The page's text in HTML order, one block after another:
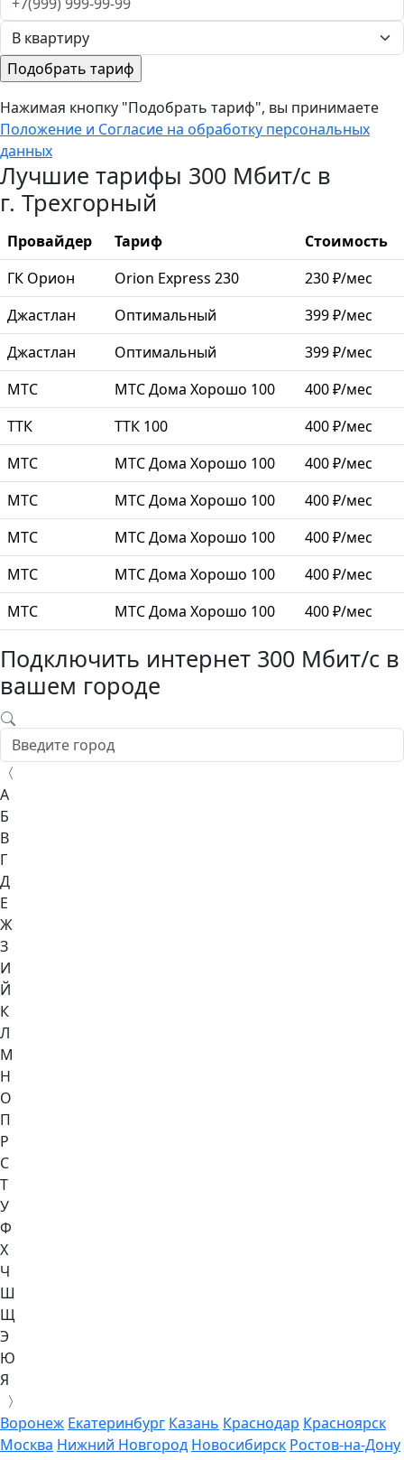
Нажимая кнопку "Подобрать тариф", вы принимаете
Положение и Согласие на обработку персональных
данных
Лучшие тарифы 300 Мбит/с в
г. Трехгорный
Провайдер Тариф
Стоимость
ГК Орион
Orion Express 230
230 ₽/мес
Джастлан
Оптимальный
399 ₽/мес
Джастлан
Оптимальный
399 ₽/мес
МТС
МТС Дома Хорошо 100
400 ₽/мес
ТТК
ТТК 100
400 ₽/мес
МТС
МТС Дома Хорошо 100
400 ₽/мес
МТС
МТС Дома Хорошо 100
400 ₽/мес
МТС
МТС Дома Хорошо 100
400 ₽/мес
МТС
МТС Дома Хорошо 100
400 ₽/мес
МТС
МТС Дома Хорошо 100 400 ₽/мес
Подключить интернет 300 Мбит/с в
вашем городе
〈
А
Б
В
Г
Д
Е
Ж
З
И
Й
К
Л
М
Н
О
П
Р
С
Т
У
Ф
Х
Ч
Ш
Щ
Э
Ю
Я
〉
Воронеж Екатеринбург Казань Краснодар Красноярск
Москва Нижний Новгород Новосибирск Ростов-на-Дону